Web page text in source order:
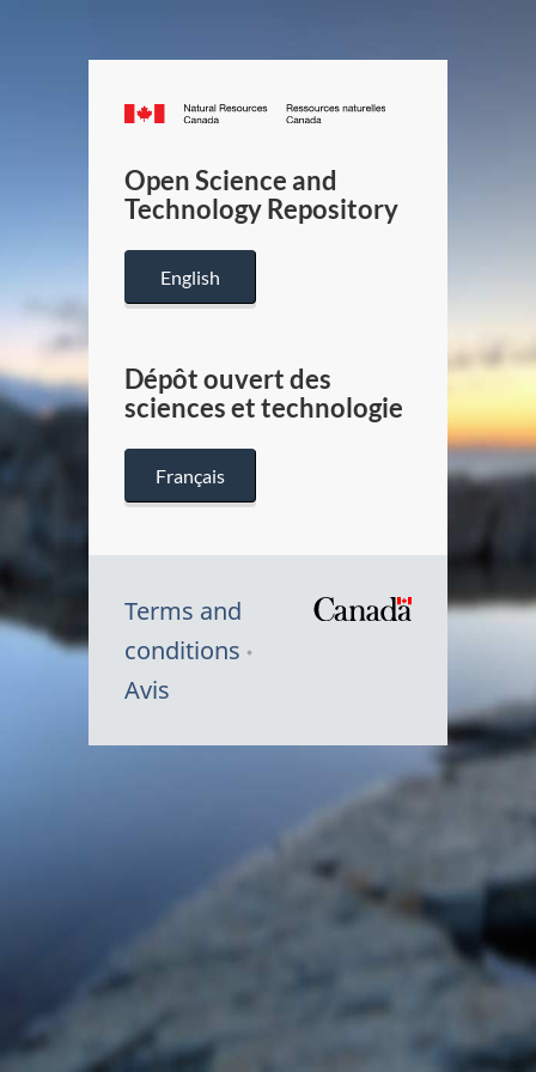
Canada.ca
/
Canada
Open Science and
Technology Repository
English
Dépôt ouvert des
sciences et technologie
Français
Terms and
conditions
Avis
du